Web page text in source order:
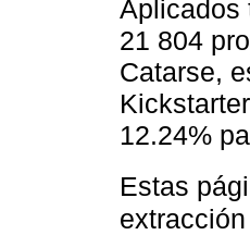
Aplicados
21 804
Catarse,
12.24%
Estas